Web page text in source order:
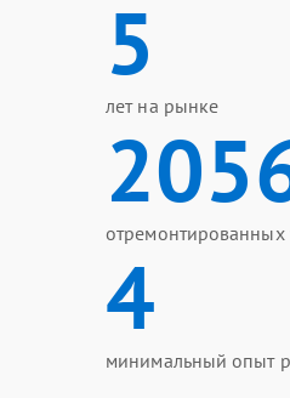
5
лет на рынке
отремонтированных
4
минимальный опыт